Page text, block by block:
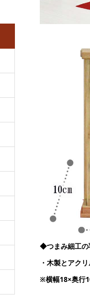
◆つまみ細工の
・木製とアク
※横幅18×奥行